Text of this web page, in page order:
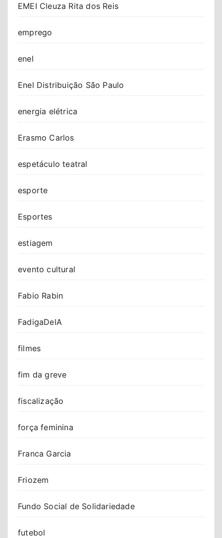
EMEI Cleuza Rita dos Reis
emprego
enel
Enel Distribuição São Paulo
energia elétrica
Erasmo Carlos
espetáculo teatral
esporte
Esportes
estiagem
evento cultural
Fabio Rabin
FadigaDeIA
filmes
fim da greve
fiscalização
força feminina
Franca Garcia
Friozem
Fundo Social de Solidariedade
futebol